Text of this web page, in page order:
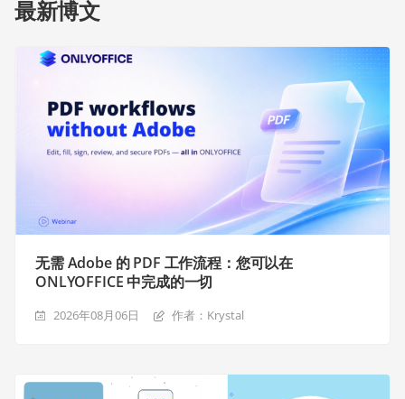
最新博文
无需 Adobe 的 PDF 工作流程：您可以在
ONLYOFFICE 中完成的一切
2026年08月06日 作者：Krystal